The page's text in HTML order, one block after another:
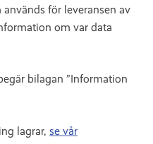
för leveransen av
om var data
bilagan ”Information
lagrar, se vår